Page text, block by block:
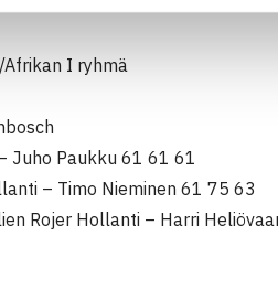
Afrikan I ryhmä
Juho Paukku 61 61 61
– Timo Nieminen 61 75 63
Rojer Hollanti – Harri